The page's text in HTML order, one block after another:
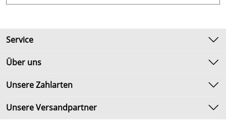
Service
Kontakt
Umtausch & Rückgabe
Lieferbedingungen
Über uns
Unsere Bestseller
Neu
Unsere Zahlarten
Unsere Versandpartner